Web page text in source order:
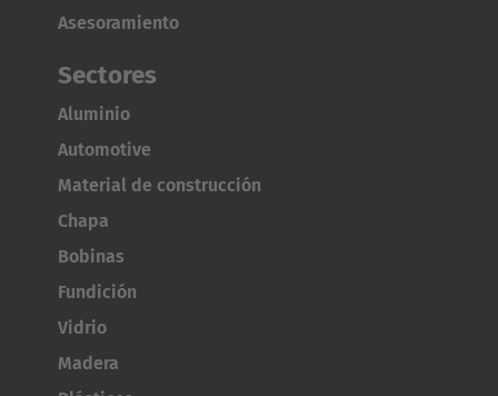
AMERICA
Brasil
Português
United States
English
ASIA/PACIFIC
Australia
Asesoramiento
Sectores
Aluminio
Automotive
Material de construcción
Chapa
Bobinas
Fundición
Vidrio
Madera